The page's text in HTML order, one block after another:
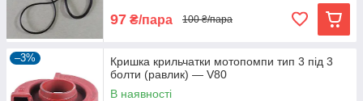
97 ₴/пара 100 ₴/пара
–3%
Кришка крильчатки мотопомпи тип 3 під 3
болти (равлик) — V80
В наявності